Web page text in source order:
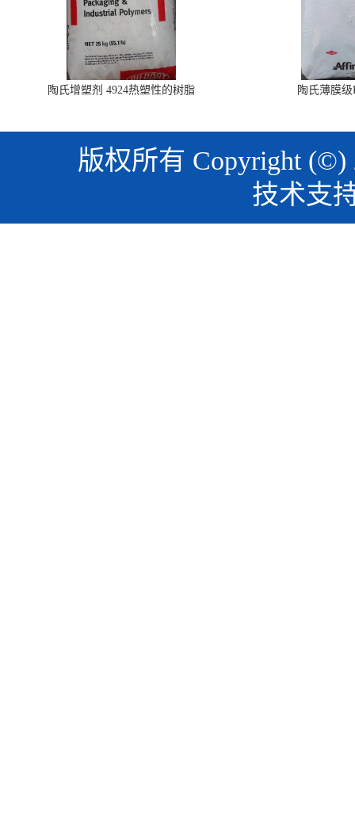
陶氏增塑剂 4924热塑性的树脂 陶氏薄膜级
版权所有 Copyright
技术支